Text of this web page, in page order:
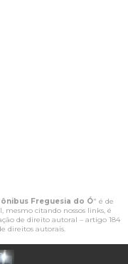
Freguesia do Ó" é de
mesmo citando nossos links, é
de direito autoral – artigo 184
direitos autorais.